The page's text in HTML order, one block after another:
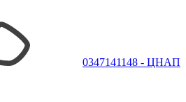
0347141148 - ЦНАП